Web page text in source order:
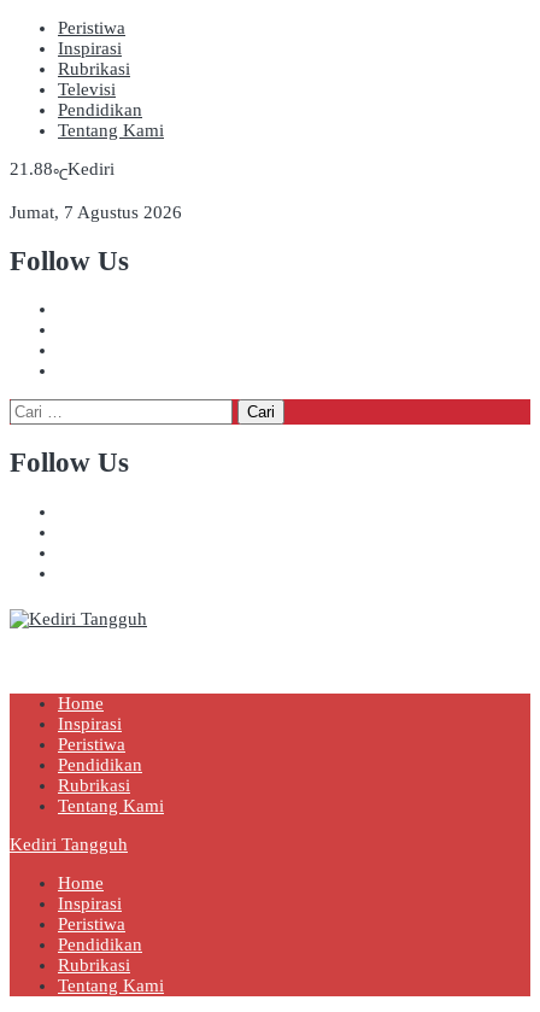
Peristiwa
Inspirasi
Rubrikasi
Televisi
Pendidikan
Tentang Kami
21.88℃Kediri
Jumat, 7 Agustus 2026
Follow Us
Cari
untuk:
Follow Us
Home
Inspirasi
Peristiwa
Pendidikan
Rubrikasi
Tentang Kami
Kediri Tangguh
Home
Inspirasi
Peristiwa
Pendidikan
Rubrikasi
Tentang Kami